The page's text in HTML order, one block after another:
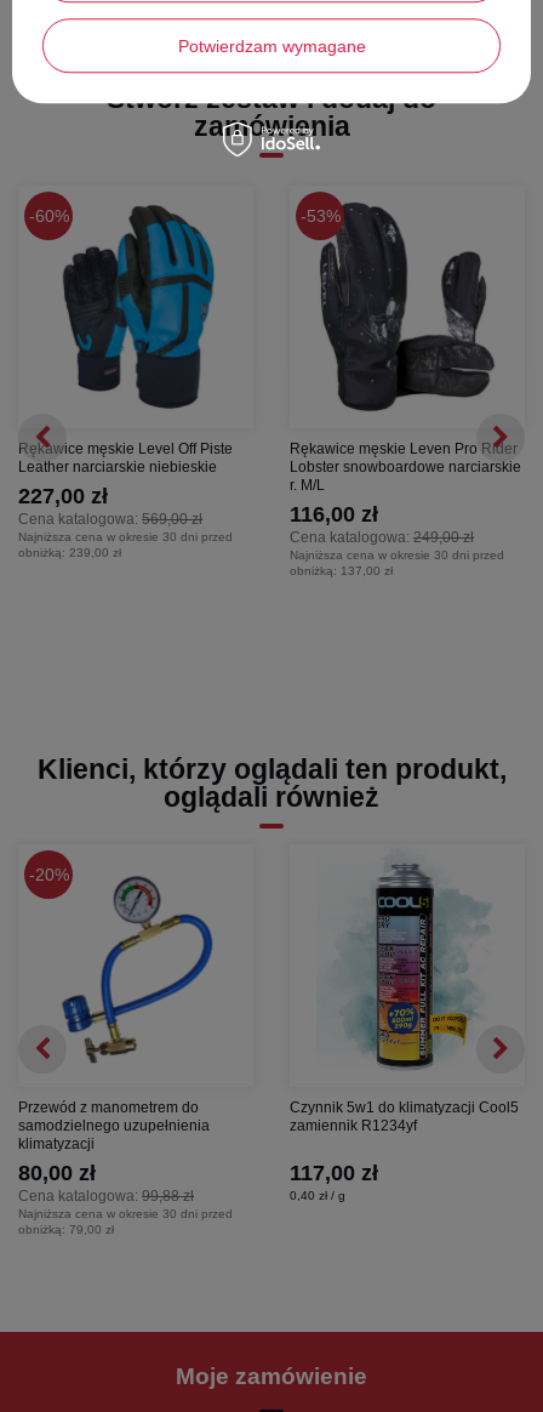
dłoni nie tylko świetnie wyglądają, ale również zwiększają
elastyczność rękawicy.
Elastyczny mankiet:Klasyczny ściągacz w nadgarstku
Stwórz zestaw i dodaj do
zamówienia
60%
Rękawice męskie Level Off Piste
Leather narciarskie niebieskie
Cena katalogowa: 569,00 zł
227,00 zł
Najniższa cena w okresie 30 dni przed
obniżką: 239,00 zł
53%
Rękawice męskie Leven Pro Rider
Lobster snowboardowe narciarskie
r. M/L
Cena katalogowa: 249,00 zł
116,00 zł
Najniższa cena w okresie 30 dni przed
obniżką: 137,00 zł
Klienci, którzy oglądali ten produkt,
oglądali również
20%
Przewód z manometrem do
samodzielnego uzupełnienia
klimatyzacji
Cena katalogowa: 99,88 zł
80,00 zł
Najniższa cena w okresie 30 dni przed
obniżką: 79,00 zł
Czynnik 5w1 do klimatyzacji Cool5
zamiennik R1234yf
117,00 zł
0,40 zł / g
Moje zamówienie
Potwierdzam wymagane